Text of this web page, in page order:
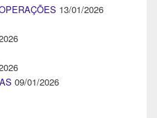
13/01/2026
09/01/2026